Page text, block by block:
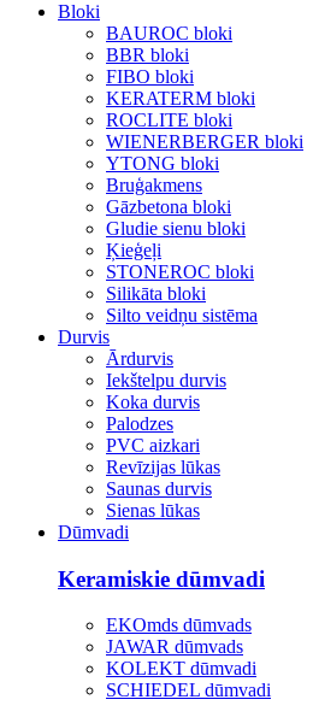
Bloki
BAUROC bloki
BBR bloki
FIBO bloki
KERATERM bloki
ROCLITE bloki
WIENERBERGER bloki
YTONG bloki
Bruģakmens
Gāzbetona bloki
Gludie sienu bloki
Ķieģeļi
STONEROC bloki
Silikāta bloki
Silto veidņu sistēma
Durvis
Ārdurvis
Iekštelpu durvis
Koka durvis
Palodzes
PVC aizkari
Revīzijas lūkas
Saunas durvis
Sienas lūkas
Dūmvadi
Keramiskie dūmvadi
EKOmds dūmvads
JAWAR dūmvads
KOLEKT dūmvadi
SCHIEDEL dūmvadi